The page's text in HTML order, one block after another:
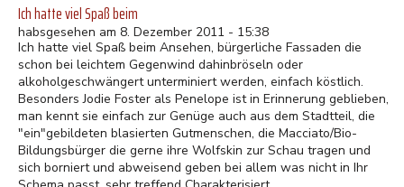
Ich hatte viel Spaß beim
habsgesehen am 8. Dezember 2011 - 15:38
Ich hatte viel Spaß beim Ansehen, bürgerliche Fassaden die
schon bei leichtem Gegenwind dahinbröseln oder
alkoholgeschwängert unterminiert werden, einfach köstlich.
Besonders Jodie Foster als Penelope ist in Erinnerung geblieben,
man kennt sie einfach zur Genüge auch aus dem Stadtteil, die
"ein"gebildeten blasierten Gutmenschen, die Macciato/Bio-
Bildungsbürger die gerne ihre Wolfskin zur Schau tragen und
sich borniert und abweisend geben bei allem was nicht in Ihr